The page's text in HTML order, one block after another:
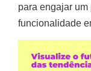
para engajar
funcionalidade